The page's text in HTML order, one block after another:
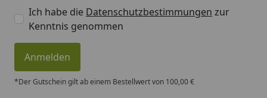
Ich habe die Datenschutzbestimmungen zur
Kenntnis genommen
Anmelden
*Der Gutschein gilt ab einem Bestellwert von 100,00 €